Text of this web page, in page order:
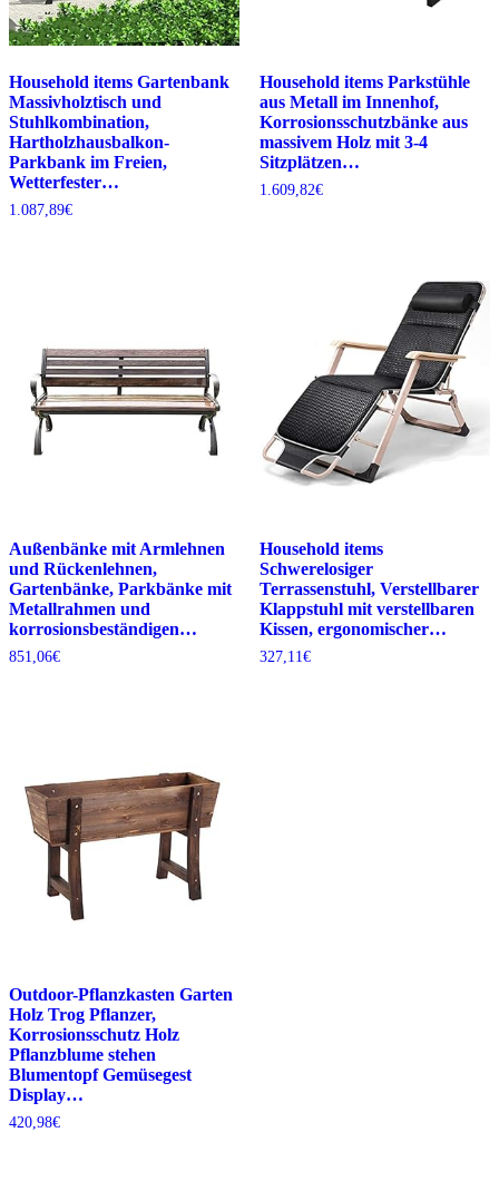
Household items Gartenbank
Massivholztisch und
Stuhlkombination,
Hartholzhausbalkon-
Parkbank im Freien,
Wetterfester…
1.087,89€
Household items Parkstühle
aus Metall im Innenhof,
Korrosionsschutzbänke aus
massivem Holz mit 3-4
Sitzplätzen…
1.609,82€
Außenbänke mit Armlehnen
und Rückenlehnen,
Gartenbänke, Parkbänke mit
Metallrahmen und
korrosionsbeständigen…
851,06€
Household items
Schwerelosiger
Terrassenstuhl, Verstellbarer
Klappstuhl mit verstellbaren
Kissen, ergonomischer…
327,11€
Outdoor-Pflanzkasten Garten
Holz Trog Pflanzer,
Korrosionsschutz Holz
Pflanzblume stehen
Blumentopf Gemüsegest
Display…
420,98€